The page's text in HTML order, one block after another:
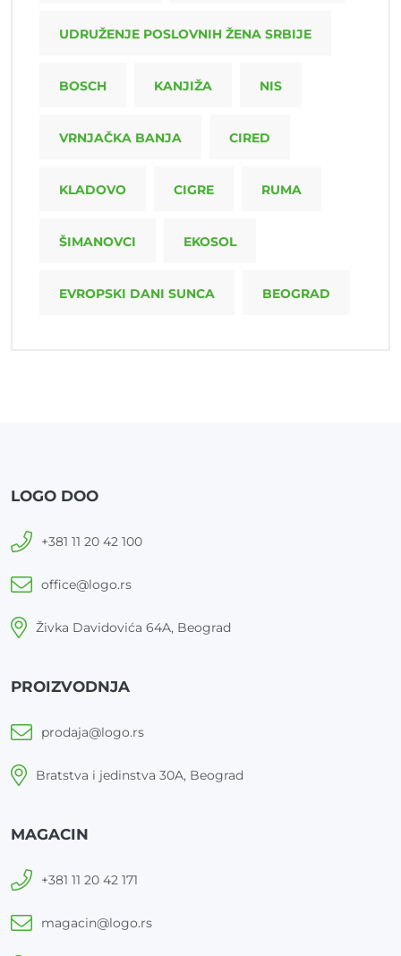
UDRUŽENJE POSLOVNIH ŽENA SRBIJE
BOSCH KANJIŽA NIS
VRNJAČKA BANJA CIRED
KLADOVO CIGRE RUMA
ŠIMANOVCI EKOSOL
EVROPSKI DANI SUNCA BEOGRAD
LOGO DOO
+381 11 20 42 100
office@logo.rs
Živka Davidovića 64A, Beograd
PROIZVODNJA
prodaja@logo.rs
Bratstva i jedinstva 30A, Beograd
MAGACIN
+381 11 20 42 171
magacin@logo.rs